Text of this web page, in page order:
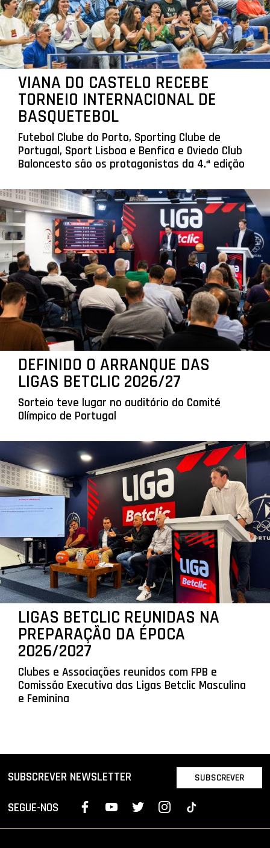
VIANA DO CASTELO RECEBE
TORNEIO INTERNACIONAL DE
BASQUETEBOL
Futebol Clube do Porto, Sporting Clube de
Portugal, Sport Lisboa e Benfica e Oviedo Club
Baloncesto são os protagonistas da 4.ª edição
DEFINIDO O ARRANQUE DAS
LIGAS BETCLIC 2026/27
Sorteio teve lugar no auditório do Comité
Olímpico de Portugal
LIGAS BETCLIC REUNIDAS NA
PREPARAÇÃO DA ÉPOCA
2026/2027
Clubes e Associações reunidos com FPB e
Comissão Executiva das Ligas Betclic Masculina
e Feminina
SUBSCREVER NEWSLETTER SUBSCREVER
SEGUE-NOS